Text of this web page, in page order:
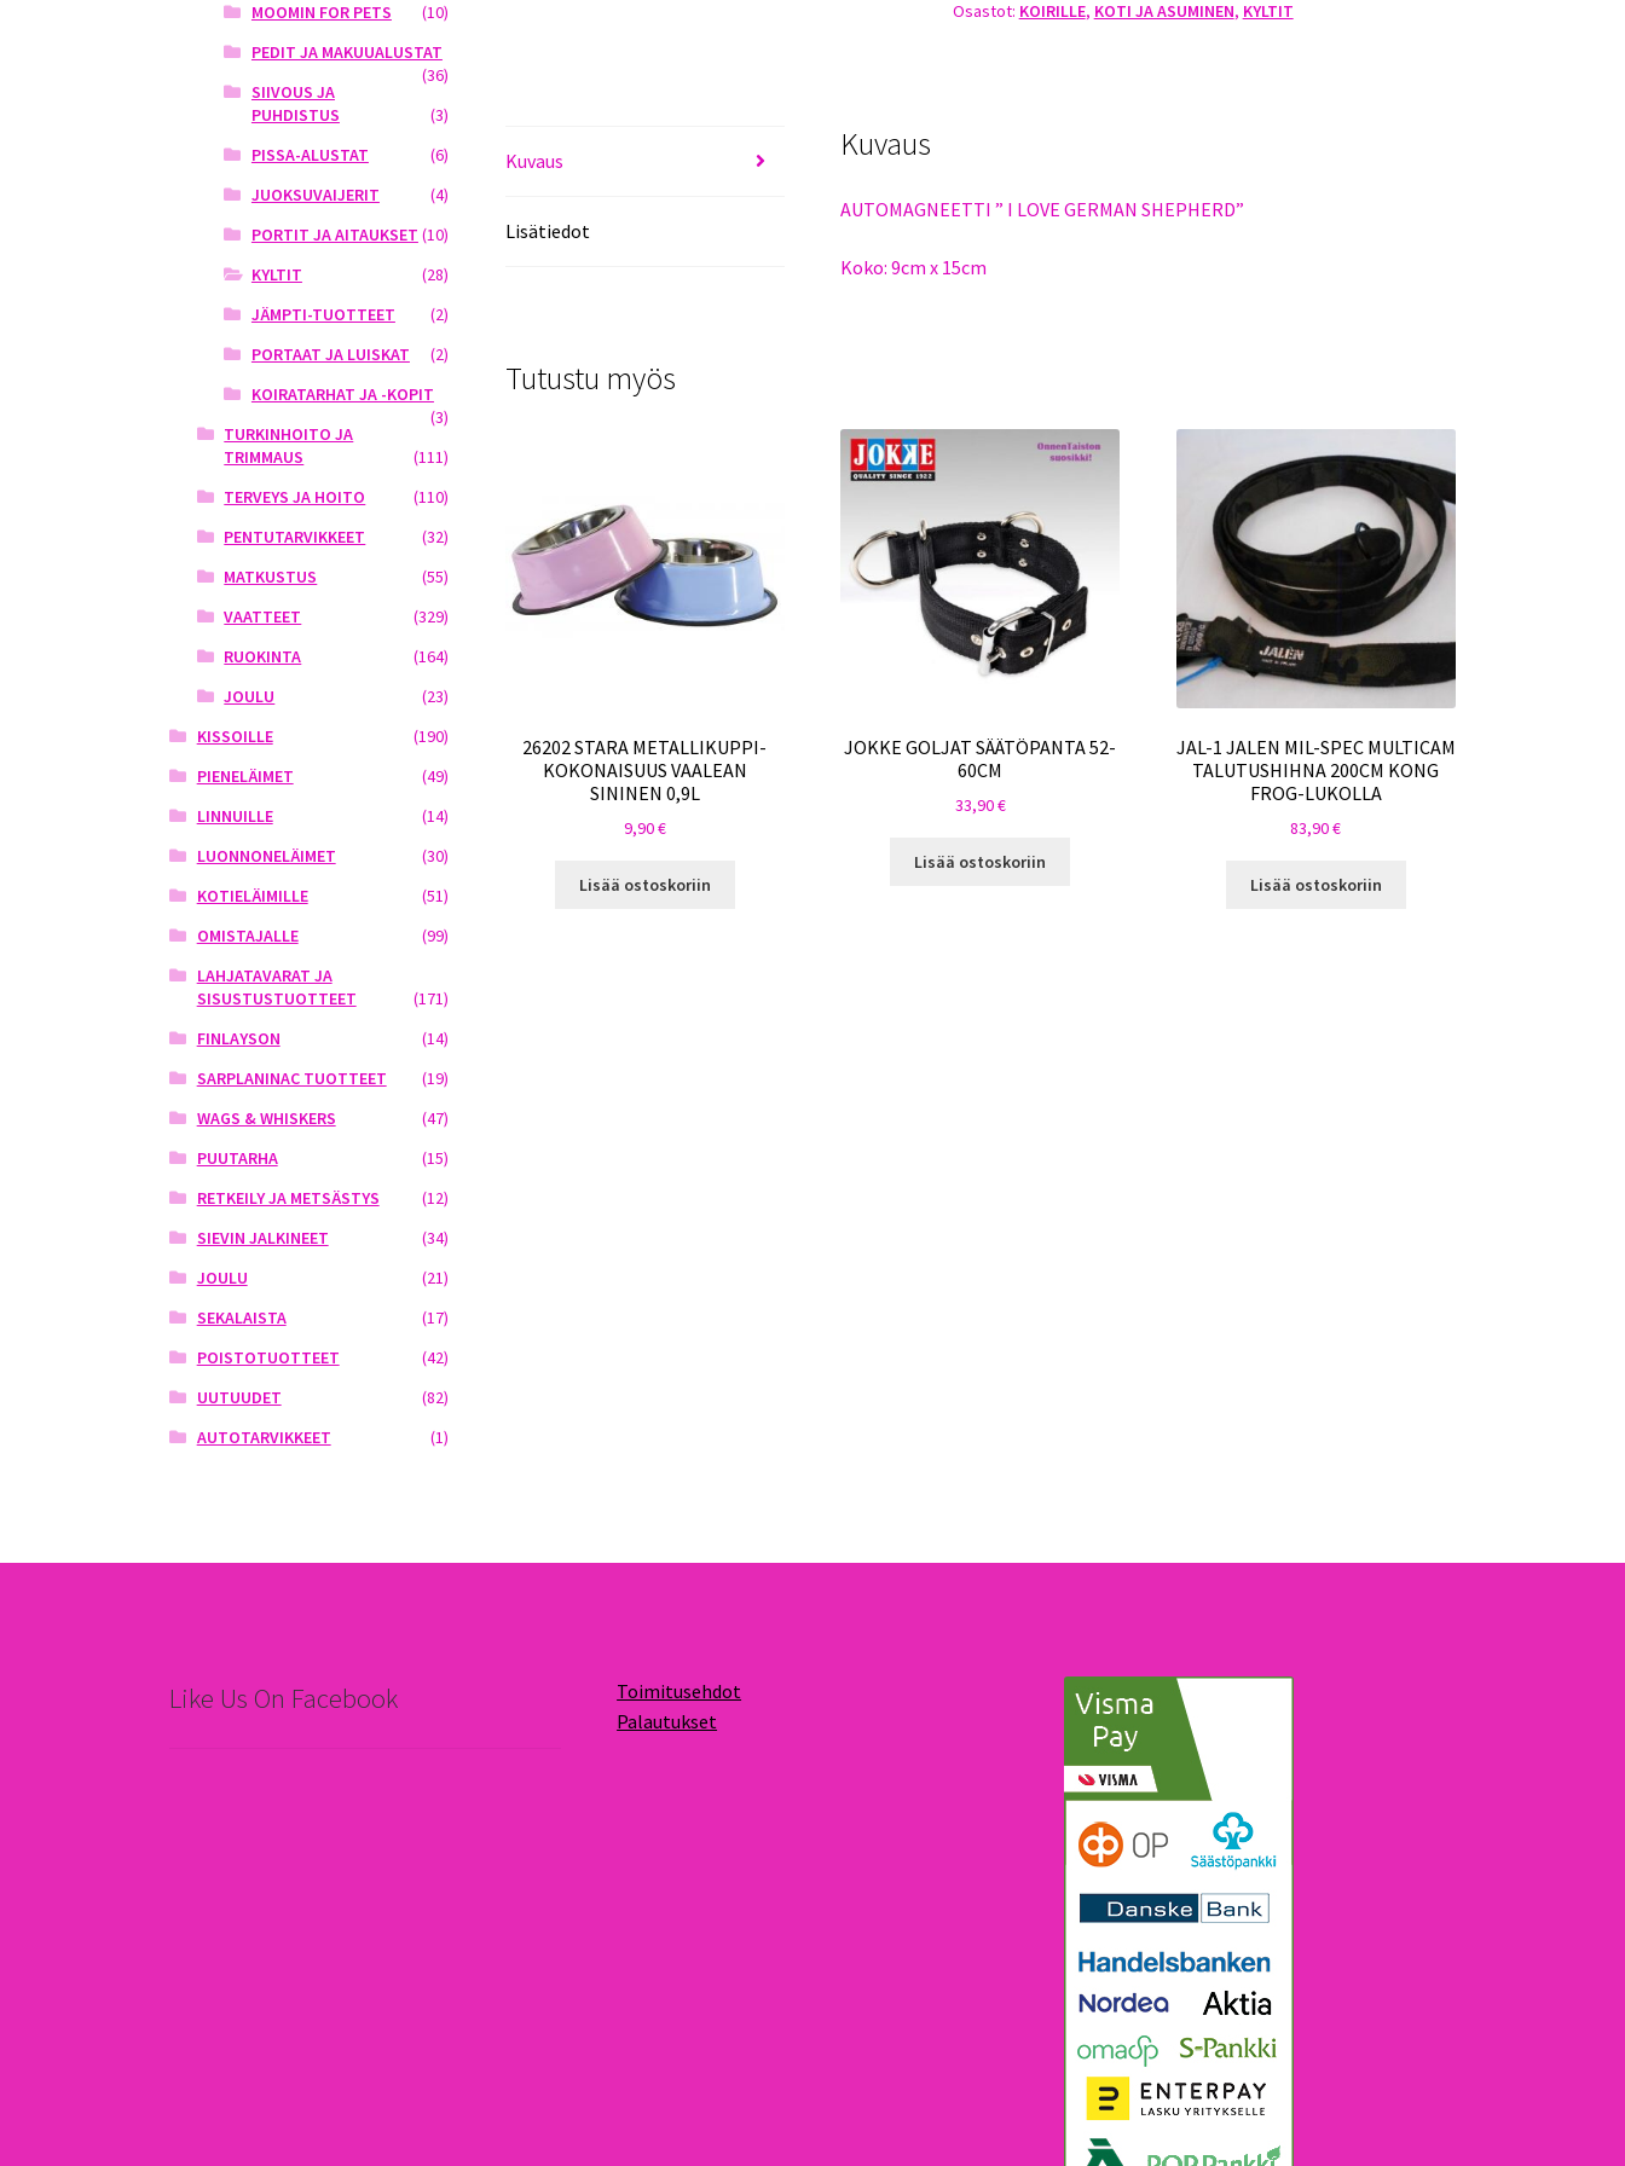
määrä
Osastot: KOIRILLE, KOTI JA ASUMINEN, KYLTIT
Kuvaus
Lisätiedot
Kuvaus
AUTOMAGNEETTI ” I LOVE GERMAN SHEPHERD”
Koko: 9cm x 15cm
Tutustu myös
26202 STARA METALLIKUPPI-
KOKONAISUUS VAALEAN
SININEN 0,9L
9,90€
Lisää ostoskoriin
JOKKE GOLJAT SÄÄTÖPANTA 52-
60CM
33,90€
Lisää ostoskoriin
JAL-1 JALEN MIL-SPEC MULTICAM
TALUTUSHIHNA 200CM KONG
FROG-LUKOLLA
83,90€
Lisää ostoskoriin
MOOMIN FOR PETS
(10)
PEDIT JA MAKUUALUSTAT
(36)
SIIVOUS JA
PUHDISTUS
(3)
PISSA-ALUSTAT
(6)
JUOKSUVAIJERIT
(4)
PORTIT JA AITAUKSET (10)
KYLTIT
(28)
JÄMPTI-TUOTTEET
(2)
PORTAAT JA LUISKAT
(2)
KOIRATARHAT JA -KOPIT
(3)
TURKINHOITO JA
TRIMMAUS
(111)
TERVEYS JA HOITO
(110)
PENTUTARVIKKEET
(32)
MATKUSTUS
(55)
VAATTEET
(329)
RUOKINTA
(164)
JOULU
(23)
KISSOILLE
(190)
PIENELÄIMET
(49)
LINNUILLE
(14)
LUONNONELÄIMET
(30)
KOTIELÄIMILLE
(51)
OMISTAJALLE
(99)
LAHJATAVARAT JA
SISUSTUSTUOTTEET
(171)
FINLAYSON
(14)
SARPLANINAC TUOTTEET
(19)
WAGS & WHISKERS
(47)
PUUTARHA
(15)
RETKEILY JA METSÄSTYS
(12)
SIEVIN JALKINEET
(34)
JOULU
(21)
SEKALAISTA
(17)
POISTOTUOTTEET
(42)
UUTUUDET
(82)
AUTOTARVIKKEET
(1)
Like Us On Facebook
Toimitusehdot
Palautukset